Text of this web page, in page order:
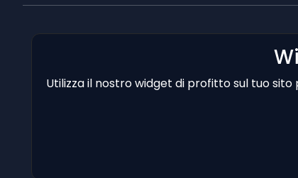
Utilizza il nostro widget di profitto sul tuo